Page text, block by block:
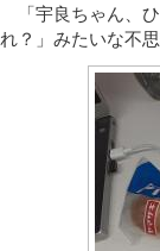
「宇良ちゃん、
れ？」みたいな不